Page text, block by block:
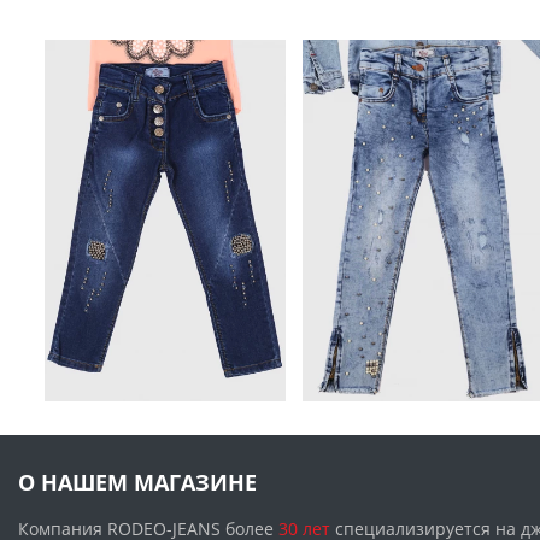
О НАШЕМ МАГАЗИНЕ
Компания RODEO-JEANS более 30 лет специализируется на